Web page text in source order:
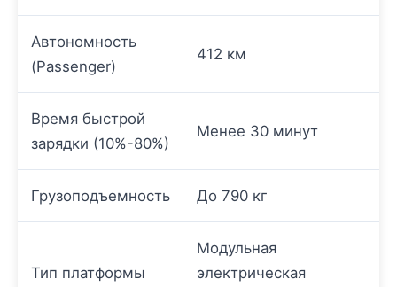
Автономность
(Passenger)
412 км
Время быстрой
зарядки (10%-80%)
Менее 30 минут
Грузоподъемность До 790 кг
Тип платформы
Модульная
электрическая